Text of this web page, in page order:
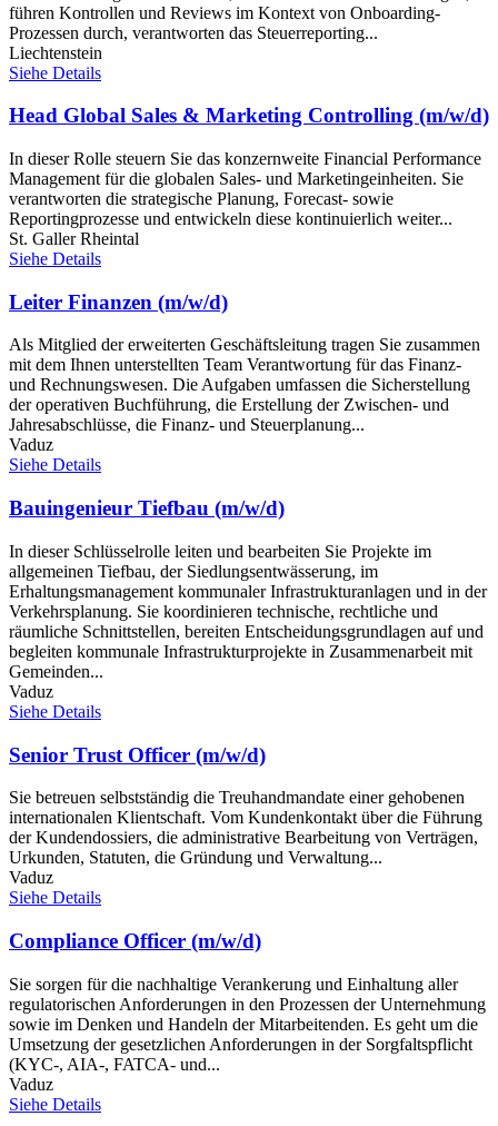
führen Kontrollen und Reviews im Kontext von Onboarding-
Prozessen durch, verantworten das Steuerreporting...
Liechtenstein
Siehe Details
Head Global Sales & Marketing Controlling (m/w/d)
In dieser Rolle steuern Sie das konzernweite Financial Performance
Management für die globalen Sales- und Marketingeinheiten. Sie
verantworten die strategische Planung, Forecast- sowie
Reportingprozesse und entwickeln diese kontinuierlich weiter...
St. Galler Rheintal
Siehe Details
Leiter Finanzen (m/w/d)
Als Mitglied der erweiterten Geschäftsleitung tragen Sie zusammen
mit dem Ihnen unterstellten Team Verantwortung für das Finanz-
und Rechnungswesen. Die Aufgaben umfassen die Sicherstellung
der operativen Buchführung, die Erstellung der Zwischen- und
Jahresabschlüsse, die Finanz- und Steuerplanung...
Vaduz
Siehe Details
Bauingenieur Tiefbau (m/w/d)
In dieser Schlüsselrolle leiten und bearbeiten Sie Projekte im
allgemeinen Tiefbau, der Siedlungsentwässerung, im
Erhaltungsmanagement kommunaler Infrastrukturanlagen und in der
Verkehrsplanung. Sie koordinieren technische, rechtliche und
räumliche Schnittstellen, bereiten Entscheidungsgrundlagen auf und
begleiten kommunale Infrastrukturprojekte in Zusammenarbeit mit
Gemeinden...
Vaduz
Siehe Details
Senior Trust Officer (m/w/d)
Sie betreuen selbstständig die Treuhandmandate einer gehobenen
internationalen Klientschaft. Vom Kundenkontakt über die Führung
der Kundendossiers, die administrative Bearbeitung von Verträgen,
Urkunden, Statuten, die Gründung und Verwaltung...
Vaduz
Siehe Details
Compliance Officer (m/w/d)
Sie sorgen für die nachhaltige Verankerung und Einhaltung aller
regulatorischen Anforderungen in den Prozessen der Unternehmung
sowie im Denken und Handeln der Mitarbeitenden. Es geht um die
Umsetzung der gesetzlichen Anforderungen in der Sorgfaltspflicht
(KYC-, AIA-, FATCA- und...
Vaduz
Siehe Details